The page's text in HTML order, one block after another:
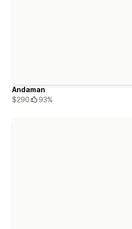
Andaman
$290
93%